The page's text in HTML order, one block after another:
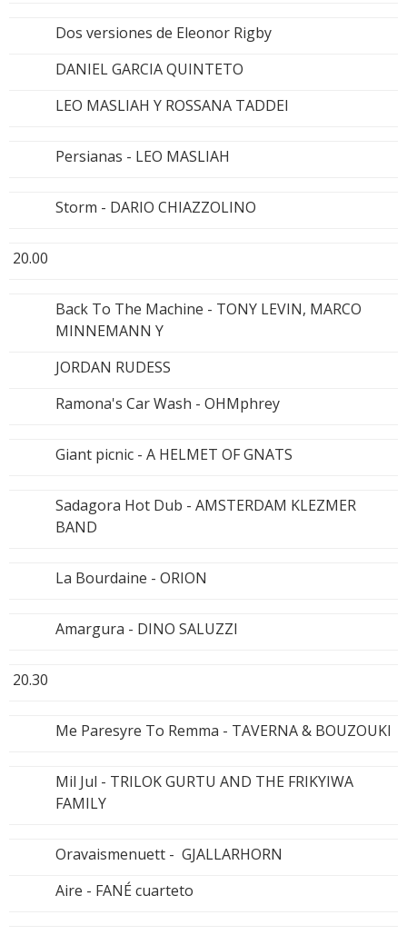
Dos versiones de Eleonor Rigby
DANIEL GARCIA QUINTETO
LEO MASLIAH Y ROSSANA TADDEI
Persianas - LEO MASLIAH
Storm - DARIO CHIAZZOLINO
20.00
Back To The Machine - TONY LEVIN, MARCO
MINNEMANN Y
JORDAN RUDESS
Ramona's Car Wash - OHMphrey
Giant picnic - A HELMET OF GNATS
Sadagora Hot Dub - AMSTERDAM KLEZMER
BAND
La Bourdaine - ORION
Amargura - DINO SALUZZI
20.30
Me Paresyre To Remma - TAVERNA & BOUZOUKI
Mil Jul - TRILOK GURTU AND THE FRIKYIWA
FAMILY
Oravaismenuett - GJALLARHORN
Aire - FANÉ cuarteto